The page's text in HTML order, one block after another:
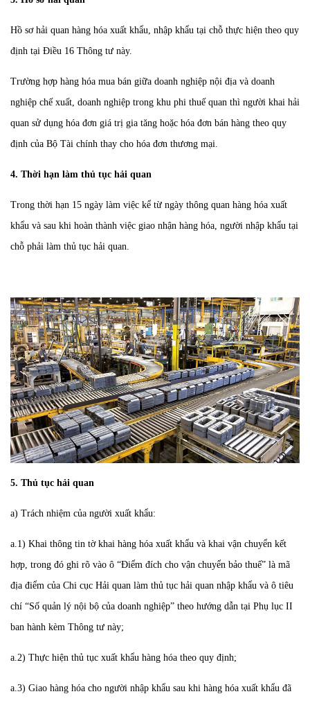
Hồ sơ hải quan hàng hóa xuất khẩu, nhập khẩu tại chỗ thực hiện theo quy
định tại Điều 16 Thông tư này.
Trường hợp hàng hóa mua bán giữa doanh nghiệp nội địa và doanh
nghiệp chế xuất, doanh nghiệp trong khu phi thuế quan thì người khai hải
quan sử dụng hóa đơn giá trị gia tăng hoặc hóa đơn bán hàng theo quy
định của Bộ Tài chính thay cho hóa đơn thương mại.
4. Thời hạn làm thủ tục hải quan
Trong thời hạn 15 ngày làm việc kể từ ngày thông quan hàng hóa xuất
khẩu và sau khi hoàn thành việc giao nhận hàng hóa, người nhập khẩu tại
chỗ phải làm thủ tục hải quan.
5. Thủ tục hải quan
a) Trách nhiệm của người xuất khẩu:
a.1) Khai thông tin tờ khai hàng hóa xuất khẩu và khai vận chuyển kết
hợp, trong đó ghi rõ vào ô “Điểm đích cho vận chuyển bảo thuế” là mã
địa điểm của Chi cục Hải quan làm thủ tục hải quan nhập khẩu và ô tiêu
chí “Số quản lý nội bộ của doanh nghiệp” theo hướng dẫn tại Phụ lục II
ban hành kèm Thông tư này;
a.2) Thực hiện thủ tục xuất khẩu hàng hóa theo quy định;
a.3) Giao hàng hóa cho người nhập khẩu sau khi hàng hóa xuất khẩu đã